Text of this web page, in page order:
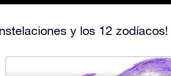
y los 12 zodíacos!